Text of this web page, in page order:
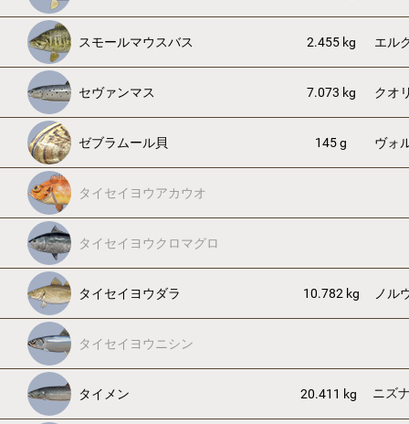
スモールマウスバス 2.455 kg エル
セヴァンマス 7.073 kg クオ
ゼブラムール貝 145 g ヴォ
タイセイヨウアカウオ
タイセイヨウクロマグロ
タイセイヨウダラ 10.782 kg ノル
タイセイヨウニシン
タイメン 20.411 kg ニズ